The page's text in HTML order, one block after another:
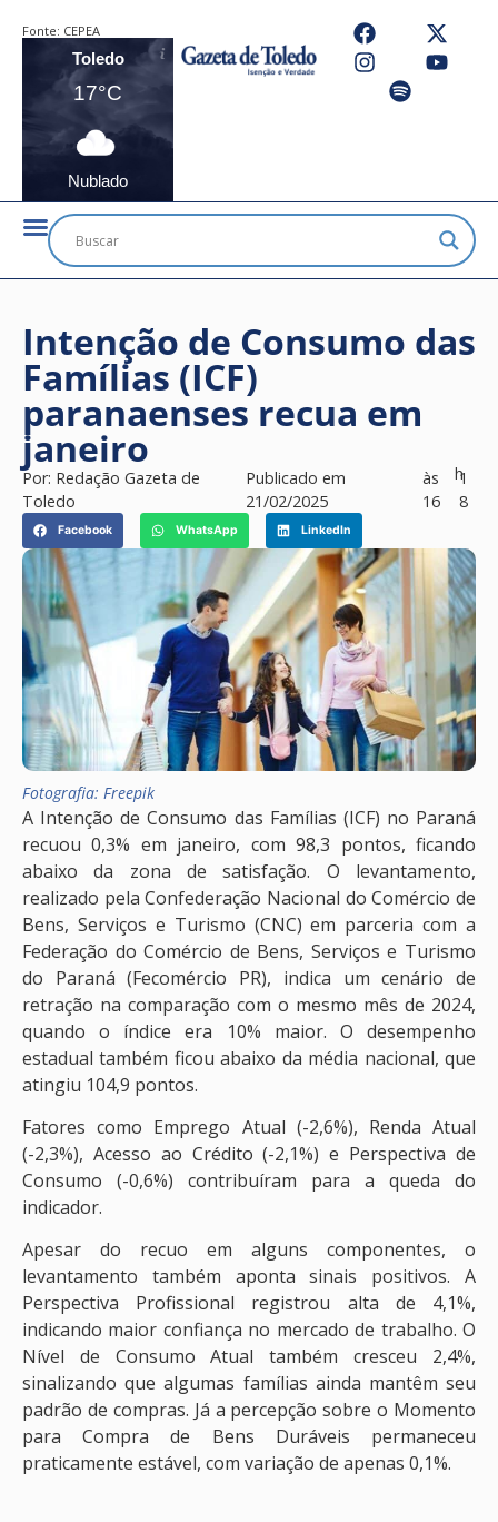
Fonte: CEPEA
Toledo
17°C
Nublado
Intenção de Consumo das
Famílias (ICF)
paranaenses recua em
janeiro
Por: Redação Gazeta de
Toledo
Publicado em
21/02/2025
às
16
h1
8
Facebook WhatsApp LinkedIn
Fotografia: Freepik
A Intenção de Consumo das Famílias (ICF) no Paraná
recuou 0,3% em janeiro, com 98,3 pontos, ficando
abaixo da zona de satisfação. O levantamento,
realizado pela Confederação Nacional do Comércio de
Bens, Serviços e Turismo (CNC) em parceria com a
Federação do Comércio de Bens, Serviços e Turismo
do Paraná (Fecomércio PR), indica um cenário de
retração na comparação com o mesmo mês de 2024,
quando o índice era 10% maior. O desempenho
estadual também ficou abaixo da média nacional, que
atingiu 104,9 pontos.
Fatores como Emprego Atual (-2,6%), Renda Atual
(-2,3%), Acesso ao Crédito (-2,1%) e Perspectiva de
Consumo (-0,6%) contribuíram para a queda do
indicador.
Apesar do recuo em alguns componentes, o
levantamento também aponta sinais positivos. A
Perspectiva Profissional registrou alta de 4,1%,
indicando maior confiança no mercado de trabalho. O
Nível de Consumo Atual também cresceu 2,4%,
sinalizando que algumas famílias ainda mantêm seu
padrão de compras. Já a percepção sobre o Momento
para Compra de Bens Duráveis permaneceu
praticamente estável, com variação de apenas 0,1%.